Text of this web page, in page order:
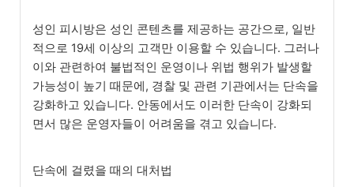
성인 피시방은 성인 콘텐츠를 제공하는 공간으로, 일반
적으로 19세 이상의 고객만 이용할 수 있습니다. 그러나
이와 관련하여 불법적인 운영이나 위법 행위가 발생할
가능성이 높기 때문에, 경찰 및 관련 기관에서는 단속을
강화하고 있습니다. 안동에서도 이러한 단속이 강화되
면서 많은 운영자들이 어려움을 겪고 있습니다.
단속에 걸렸을 때의 대처법